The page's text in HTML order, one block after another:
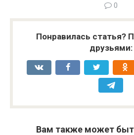
0
Понравилась статья?
друзьями:
Вам также может